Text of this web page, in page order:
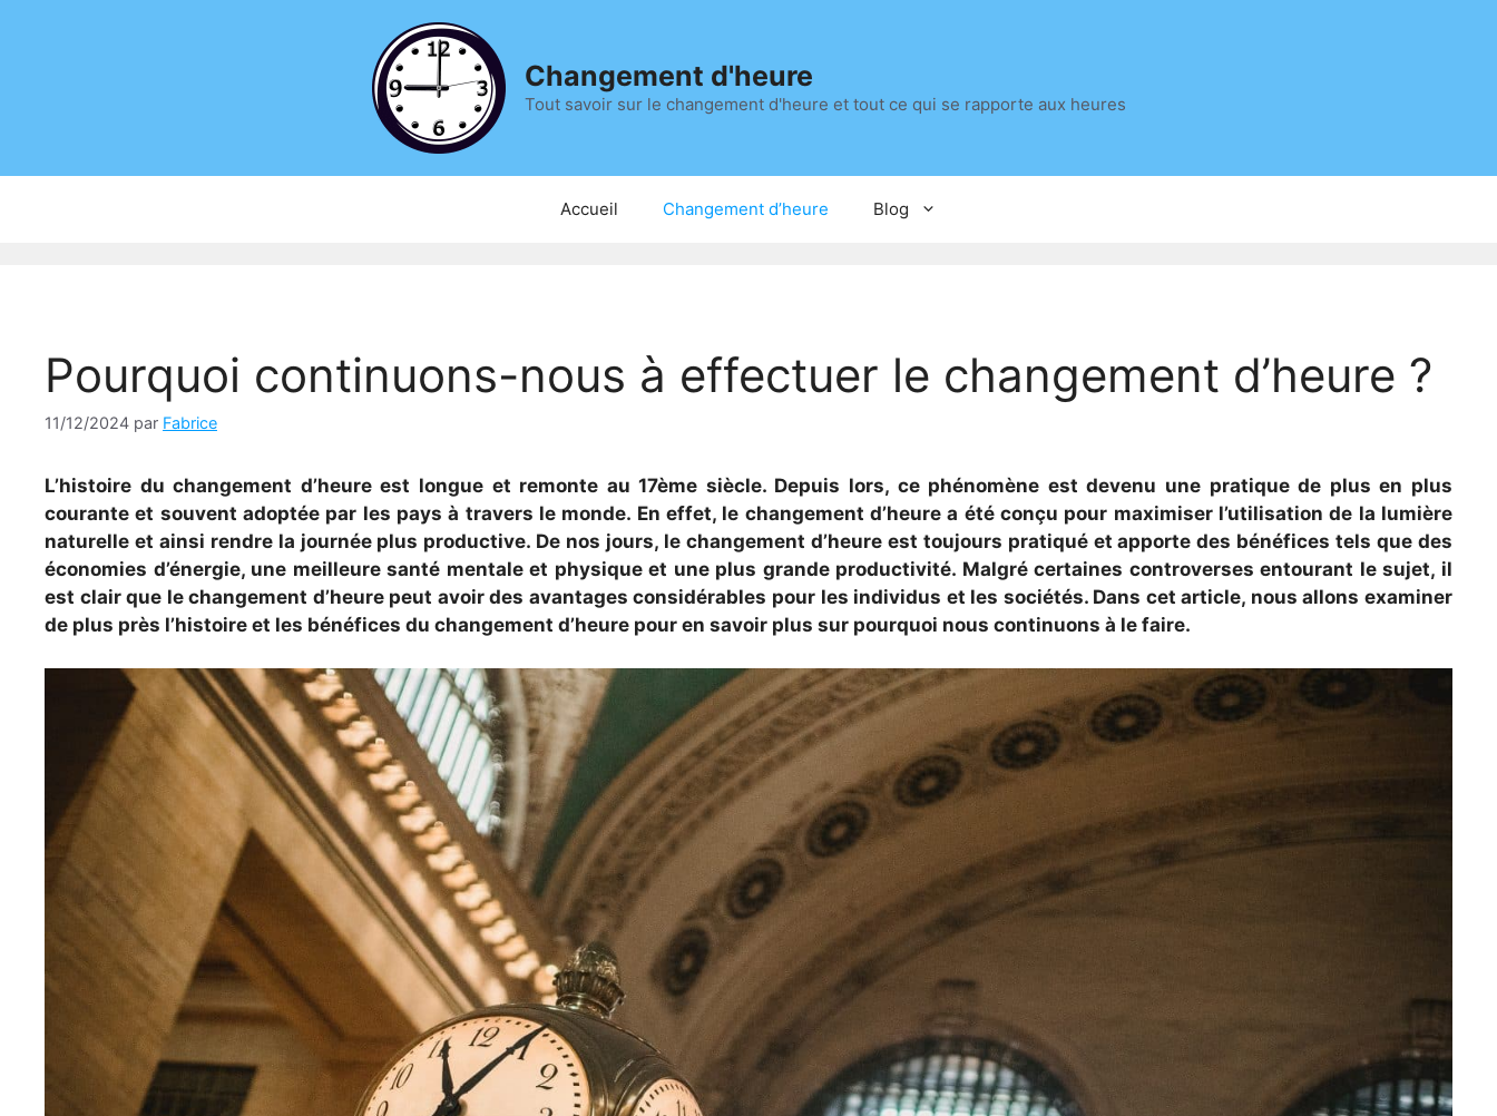
Changement d'heure
Tout savoir sur le changement d'heure et tout ce qui se rapporte aux heures
Accueil Changement d’heure Blog
Pourquoi continuons-nous à effectuer le changement d’heure ?
11/12/2024 par Fabrice
L’histoire du changement d’heure est longue et remonte au 17ème siècle. Depuis lors, ce phénomène est devenu une pratique de plus en plus
courante et souvent adoptée par les pays à travers le monde. En effet, le changement d’heure a été conçu pour maximiser l’utilisation de la lumière
naturelle et ainsi rendre la journée plus productive. De nos jours, le changement d’heure est toujours pratiqué et apporte des bénéfices tels que des
économies d’énergie, une meilleure santé mentale et physique et une plus grande productivité. Malgré certaines controverses entourant le sujet, il
est clair que le changement d’heure peut avoir des avantages considérables pour les individus et les sociétés. Dans cet article, nous allons examiner
de plus près l’histoire et les bénéfices du changement d’heure pour en savoir plus sur pourquoi nous continuons à le faire.